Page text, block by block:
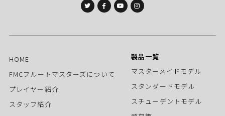
HOME
FMCフルートマスターズについて
プレイヤー紹介
スタッフ紹介
製品一覧
マスターメイドモデル
スタンダードモデル
スチューデントモデル